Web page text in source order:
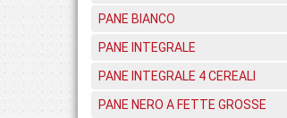
PANE BIANCO
PANE INTEGRALE
PANE INTEGRALE 4 CEREALI
PANE NERO A FETTE GROSSE